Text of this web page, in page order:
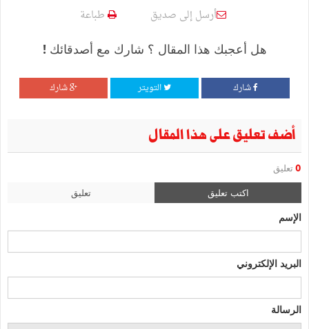
أرسل إلى صديق طباعة
هل أعجبك هذا المقال ؟ شارك مع أصدقائك !
شارك التويتر شارك
أضف تعليق على هذا المقال
0 تعليق
اكتب تعليق تعليق
الإسم
البريد الإلكتروني
الرسالة